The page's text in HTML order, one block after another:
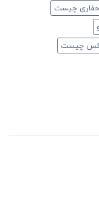
چیست
چیست